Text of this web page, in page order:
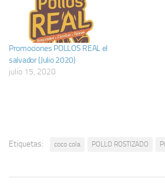
Promociones POLLOS REAL el
salvador (Julio 2020)
julio 15, 2020
Etiquetas: coco cola POLLO ROSTIZADO